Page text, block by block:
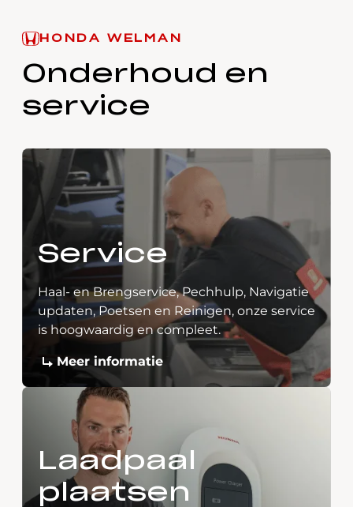
HONDA WELMAN
Onderhoud en
service
Service
Haal- en Brengservice, Pechhulp, Navigatie
updaten, Poetsen en Reinigen, onze service
is hoogwaardig en compleet.
Meer informatie
Laadpaal
plaatsen